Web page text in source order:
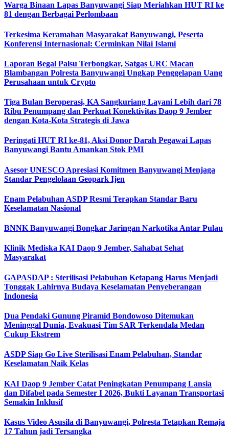
Warga Binaan Lapas Banyuwangi Siap Meriahkan HUT RI ke
81 dengan Berbagai Perlombaan
Terkesima Keramahan Masyarakat Banyuwangi, Peserta
Konferensi Internasional: Cerminkan Nilai Islami
Laporan Begal Palsu Terbongkar, Satgas URC Macan
Blambangan Polresta Banyuwangi Ungkap Penggelapan Uang
Perusahaan untuk Crypto
Tiga Bulan Beroperasi, KA Sangkuriang Layani Lebih dari 78
Ribu Penumpang dan Perkuat Konektivitas Daop 9 Jember
dengan Kota-Kota Strategis di Jawa
Peringati HUT RI ke-81, Aksi Donor Darah Pegawai Lapas
Banyuwangi Bantu Amankan Stok PMI
Asesor UNESCO Apresiasi Komitmen Banyuwangi Menjaga
Standar Pengelolaan Geopark Ijen
Enam Pelabuhan ASDP Resmi Terapkan Standar Baru
Keselamatan Nasional
BNNK Banyuwangi Bongkar Jaringan Narkotika Antar Pulau
Klinik Mediska KAI Daop 9 Jember, Sahabat Sehat
Masyarakat
GAPASDAP : Sterilisasi Pelabuhan Ketapang Harus Menjadi
Tonggak Lahirnya Budaya Keselamatan Penyeberangan
Indonesia
Dua Pendaki Gunung Piramid Bondowoso Ditemukan
Meninggal Dunia, Evakuasi Tim SAR Terkendala Medan
Cukup Ekstrem
ASDP Siap Go Live Sterilisasi Enam Pelabuhan, Standar
Keselamatan Naik Kelas
KAI Daop 9 Jember Catat Peningkatan Penumpang Lansia
dan Difabel pada Semester I 2026, Bukti Layanan Transportasi
Semakin Inklusif
Kasus Video Asusila di Banyuwangi, Polresta Tetapkan Remaja
17 Tahun jadi Tersangka